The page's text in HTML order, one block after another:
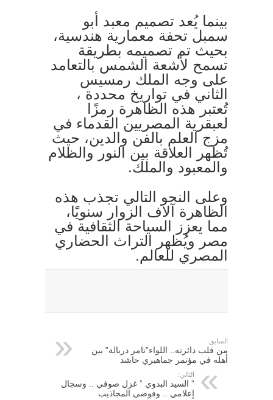
بينما يُعد تصميم معبد أبو
سمبل تحفة معمارية هندسية،
بحيث تم تصميمه بطريقة
تسمح لأشعة الشمس بالتعامد
على وجه الملك رمسيس
الثاني في تواريخ محددة ،
تُعتبر هذه الظاهرة رمزًا
لعبقرية المصريين القدماء في
مزج العلم بالفن والدين، حيث
تُظهر العلاقة بين النور والظلام
والمعبود والملك.
وعلى النحو التالي تجذب هذه
الظاهرة آلاف الزوار سنويًا،
مما يعزز السياحة الثقافية في
مصر ويُظهر التراث الحضاري
المصري للعالم.
السابق:
من قلب دائرته.. اللواء”تامر دربالة” بين
أهله في مؤتمر جماهيري حاشد
التالي:
” السيد البدوي ” غزل صوفي .. وسجال
إعلامي .. وفوضى المجاذيب